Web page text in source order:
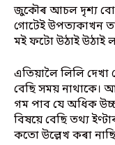
জুকৌৰ আচল দৃশ্য
গোটেই উপত্যকাখন
মই ফটো উঠাই উঠাই
এতিয়ালৈ লিলি
বেছি সময় নাথাকে।
গম পাব যে অধিক
বিষয়ে বেছি তথ্য
কতো উল্লেখ কৰা